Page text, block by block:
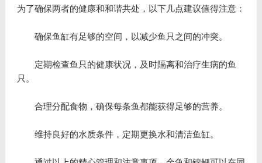
为了确保两者的健康和和谐共处，以下几点建议值得注意：
确保鱼缸有足够的空间，以减少鱼只之间的冲突。
定期检查鱼只的健康状况，及时隔离和治疗生病的鱼
只。
合理分配食物，确保每条鱼都能获得足够的营养。
维持良好的水质条件，定期更换水和清洁鱼缸。